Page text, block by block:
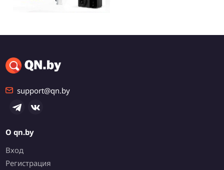
support@qn.by
О qn.by
Вход
Регистрация